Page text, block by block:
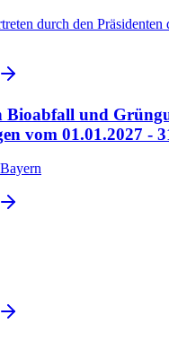
durch den Präsidenten
Bioabfall und
vom 01.01.2027 -